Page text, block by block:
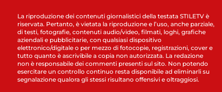
La riproduzione dei contenuti giornalistici della testata STILETV è
riservata. Pertanto, è vietata la riproduzione e l’uso, anche parziale,
di testi, fotografie, contenuti audio/video, filmati, loghi, grafiche
aziendali e pubblicitarie, con qualsiasi dispositivo
elettronico/digitale o per mezzo di fotocopie, registrazioni, cover e
tutto quanto è ascrivibile a copia non autorizzata. La redazione
non è responsabile dei commenti presenti sul sito. Non potendo
esercitare un controllo continuo resta disponibile ad eliminarli su
segnalazione qualora gli stessi risultano offensivi e oltraggiosi.